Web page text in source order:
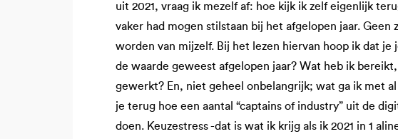
uit 2021, vraag ik mezelf af: hoe kijk ik zelf eigenlijk
vaker had mogen stilstaan bij het afgelopen jaar.
worden van mijzelf. Bij het lezen hiervan hoop ik dat
de waarde geweest afgelopen jaar? Wat heb ik
gewerkt? En, niet geheel onbelangrijk; wat ga ik met
je terug hoe een aantal “captains of industry” uit de
doen. Keuzestress -dat is wat ik krijg als ik 2021 in 1